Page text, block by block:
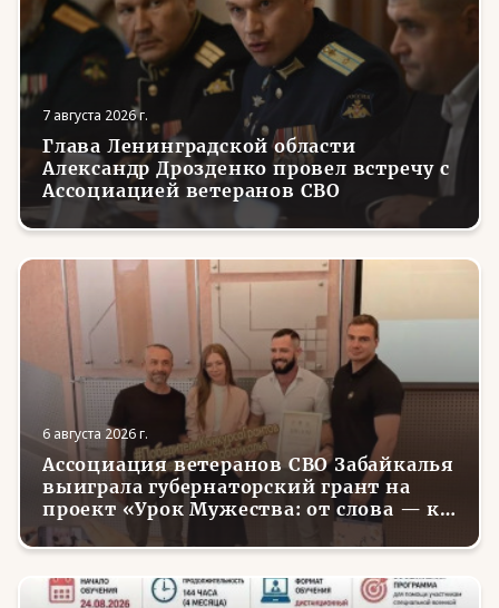
7 августа 2026 г.
Глава Ленинградской области
Александр Дрозденко провел встречу с
Ассоциацией ветеранов СВО
6 августа 2026 г.
Ассоциация ветеранов СВО Забайкалья
выиграла губернаторский грант на
проект «Урок Мужества: от слова — к
делу»